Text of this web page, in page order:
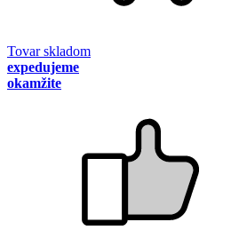
Tovar skladom
expedujeme
okamžite